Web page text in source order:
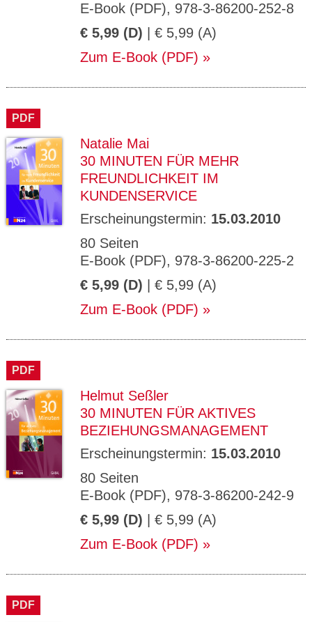
E-Book (PDF), 978-3-86200-252-8
€ 5,99 (D) | € 5,99 (A)
Zum E-Book (PDF)
PDF
Natalie Mai
30 MINUTEN FÜR MEHR
FREUNDLICHKEIT IM
KUNDENSERVICE
Erscheinungstermin: 15.03.2010
80 Seiten
E-Book (PDF), 978-3-86200-225-2
€ 5,99 (D) | € 5,99 (A)
Zum E-Book (PDF)
PDF
Helmut Seßler
30 MINUTEN FÜR AKTIVES
BEZIEHUNGSMANAGEMENT
Erscheinungstermin: 15.03.2010
80 Seiten
E-Book (PDF), 978-3-86200-242-9
€ 5,99 (D) | € 5,99 (A)
Zum E-Book (PDF)
PDF